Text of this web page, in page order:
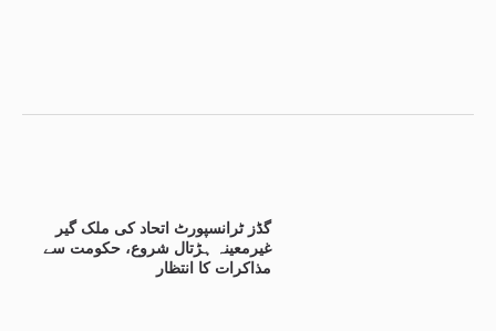
گڈز ٹرانسپورٹ اتحاد کی ملک گیر
غیرمعینہ ہڑتال شروع، حکومت سے
مذاکرات کا انتظار